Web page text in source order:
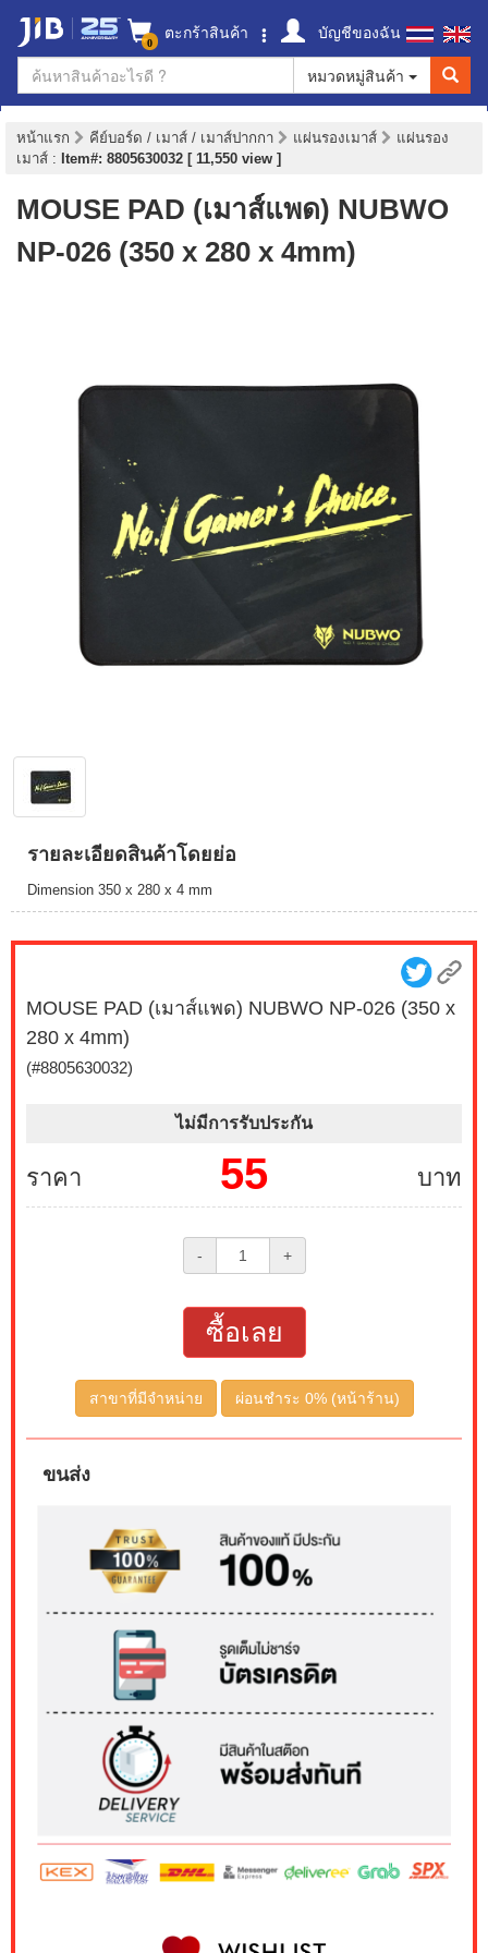
0 ตะกร้าสินค้า
บัญชีของฉัน
หมวดหมู่สินค้า
หน้าแรก คีย์บอร์ด / เมาส์ / เมาส์ปากกา แผ่นรองเมาส์
แผ่นรอง
เมาส์ : Item#: 8805630032 [ 11,550 view ]
MOUSE PAD (เมาส์แพด) NUBWO
NP-026 (350 x 280 x 4mm)
รายละเอียดสินค้าโดยย่อ
Dimension 350 x 280 x 4 mm
MOUSE PAD (เมาส์แพด) NUBWO NP-026 (350 x
280 x 4mm)
(#8805630032)
ไม่มีการรับประกัน
ราคา บาท
55
- +
ซื้อเลย
สาขาที่มีจำหน่าย ผ่อนชำระ 0% (หน้าร้าน)
ขนส่ง